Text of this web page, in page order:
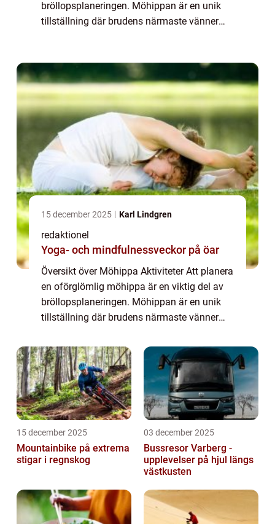
bröllopsplaneringen. Möhippan är en unik
tillställning där brudens närmaste vänner
15 december 2025 Karl Lindgren
redaktionel
Yoga- och mindfulnessveckor på öar
Översikt över Möhippa Aktiviteter Att planera
en oförglömlig möhippa är en viktig del av
bröllopsplaneringen. Möhippan är en unik
tillställning där brudens närmaste vänner
henne innan hon går in i äktenskapet. ...
15 december 2025
Mountainbike på extrema
stigar i regnskog
03 december 2025
Bussresor Varberg -
upplevelser på hjul längs
västkusten